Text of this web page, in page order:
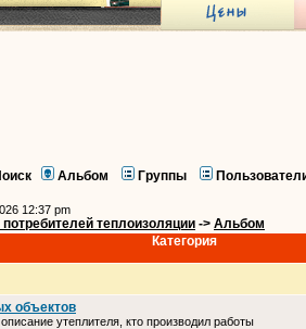
Альбом Группы
12:37 pm
теплоизоляции -> Альбом
Категория
объектов
утеплителя, кто производил работы